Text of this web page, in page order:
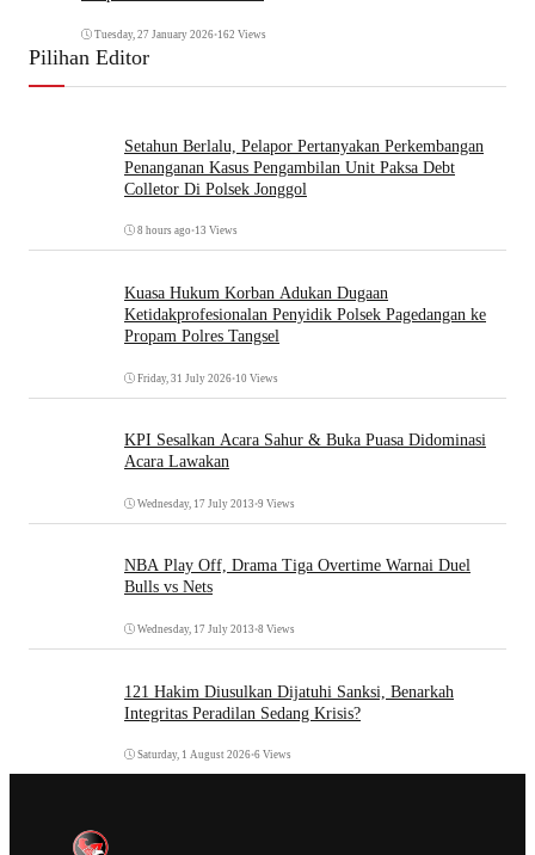
Tuesday, 27 January 2026•162 Views
Pilihan Editor
Setahun Berlalu, Pelapor Pertanyakan Perkembangan
Penanganan Kasus Pengambilan Unit Paksa Debt
Colletor Di Polsek Jonggol
8 hours ago •13 Views
Kuasa Hukum Korban Adukan Dugaan
Ketidakprofesionalan Penyidik Polsek Pagedangan ke
Propam Polres Tangsel
Friday, 31 July 2026•10 Views
KPI Sesalkan Acara Sahur & Buka Puasa Didominasi
Acara Lawakan
Wednesday, 17 July 2013 •9 Views
NBA Play Off, Drama Tiga Overtime Warnai Duel
Bulls vs Nets
Wednesday, 17 July 2013 •8 Views
121 Hakim Diusulkan Dijatuhi Sanksi, Benarkah
Integritas Peradilan Sedang Krisis?
Saturday, 1 August 2026•6 Views